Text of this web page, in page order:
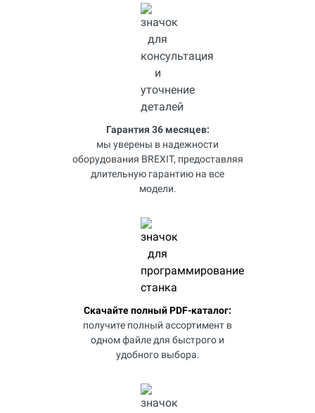
Гарантия 36 месяцев:
мы уверены в надежности
оборудования BREXIT, предоставляя
длительную гарантию на все
модели.
Скачайте полный PDF-каталог:
получите полный ассортимент в
одном файле для быстрого и
удобного выбора.